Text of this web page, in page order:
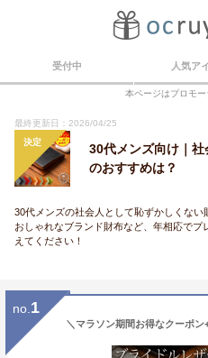
受付中 人気ア
本ページはプロモ
最終更新日：2026/04/25
決定
30代メンズ向け｜
のおすすめは？
30代メンズの社会人として恥ずかしくな
おしゃれなブランド財布など、年相応で
えてください！
no. 1